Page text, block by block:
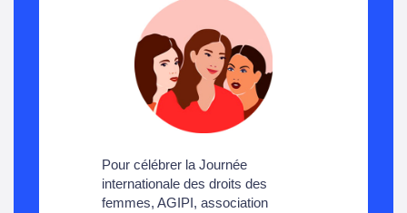
Pour célébrer la Journée
internationale des droits des
femmes, AGIPI, association